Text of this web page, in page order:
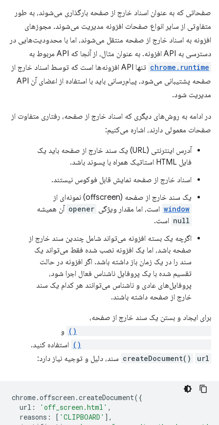
صفحاتی که به عنوان اسناد خارج از صفحه بارگذاری می‌شوند، به طور
متفاوتی از سایر انواع صفحات افزونه مدیریت می‌شوند. مجوزهای
افزونه به اسناد خارج از صفحه منتقل می‌شوند، اما با محدودیت‌هایی در
دسترسی به API افزونه. به عنوان مثال، از آنجا که API مربوط به
chrome.runtime
تنها API افزونه‌ها است که توسط اسناد خارج از
صفحه پشتیبانی می‌شود، پیام‌رسانی باید با استفاده از اعضای آن API
مدیریت شود.
در ادامه به روش‌های دیگری که اسناد خارج از صفحه، رفتاری متفاوت از
صفحات معمولی دارند، اشاره می‌کنیم:
آدرس اینترنتی (URL) یک سند خارج از صفحه باید یک
فایل HTML استاتیک همراه با پسوند باشد.
اسناد خارج از صفحه نمایش قابل فوکوس نیستند.
یک سند خارج از صفحه (offscreen) نمونه‌ای از
window است، اما مقدار ویژگی opener آن همیشه
null است.
اگرچه یک بسته افزونه می‌تواند شامل چندین سند خارج از
صفحه باشد، اما یک افزونه نصب شده فقط می‌تواند یک
سند را در یک زمان باز داشته باشد. اگر افزونه در حالت
تقسیم شده با یک پروفایل ناشناس فعال اجرا شود،
پروفایل‌های عادی و ناشناس می‌توانند هر کدام یک سند
خارج از صفحه داشته باشند.
برای ایجاد و بستن یک سند خارج از صفحه،
و
استفاده کنید.
createDocument() url سند، دلیل و توجیه نیاز دارد:
chrome.offscreen .createDocument({
url : 'off_screen.html' ,
reasons : [ 'CLIPBOARD' ],